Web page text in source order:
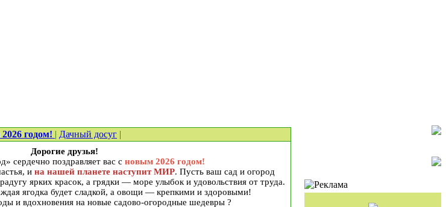
годом! | Дачный досуг |
друзья!
сердечно поздравляет вас с новым 2026 годом!
и на нашей планете наступит МИР. Пусть ваш сад и огород
ярких красок, а грядки — море улыбок и удовольствия от труда.
ягодка будет сладкой, а овощи — крепкими и здоровыми!
и вдохновения на новые садово-огородные шедевры ?